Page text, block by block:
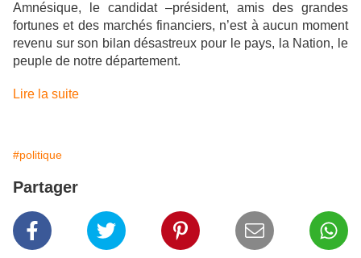
Amnésique, le candidat –président, amis des grandes
fortunes et des marchés financiers, n’est à aucun moment
revenu sur son bilan désastreux pour le pays, la Nation, le
peuple de notre département.
Lire la suite
#politique
Partager